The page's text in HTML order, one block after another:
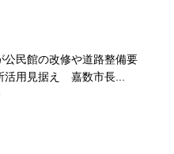
公民館の改修や道路整備要
用見据え 嘉数市長...